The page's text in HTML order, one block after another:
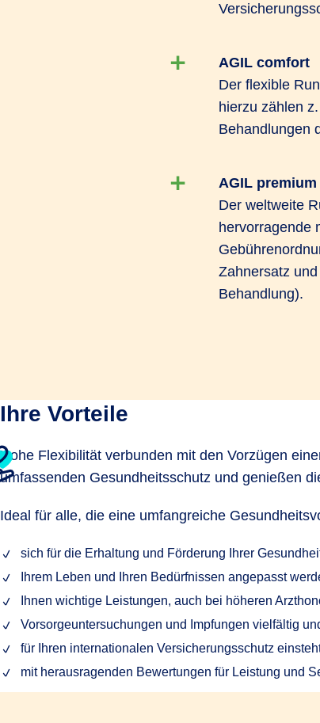
AGIL comfort
Der flexible
hierzu zählen
Behandlungen
AGIL premium
Der weltweite
hervorragende
Zahnersatz
Behandlung).
Ihre Vorteile
Hohe Flexibilität verbunden mit den Vorzügen
umfassenden Gesundheitsschutz und genießen
Ideal für alle, die eine umfangreiche
sich für die Erhaltung und Förderung Ihrer
Ihrem Leben und Ihren Bedürfnissen angepasst
Ihnen wichtige Leistungen, auch bei höheren
Vorsorgeuntersuchungen und Impfungen vielfältig
für Ihren internationalen Versicherungsschutz
mit herausragenden Bewertungen für Leistung und